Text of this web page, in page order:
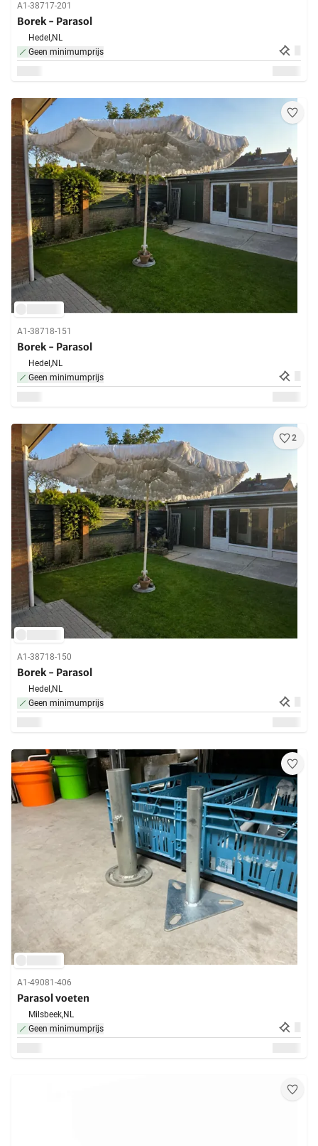
A1-38717-201
Borek - Parasol
Hedel,NL
Geen minimumprijs
A1-38718-151
Borek - Parasol
Hedel,NL
Geen minimumprijs
2
A1-38718-150
Borek - Parasol
Hedel,NL
Geen minimumprijs
A1-49081-406
Parasol voeten
Milsbeek,NL
Geen minimumprijs